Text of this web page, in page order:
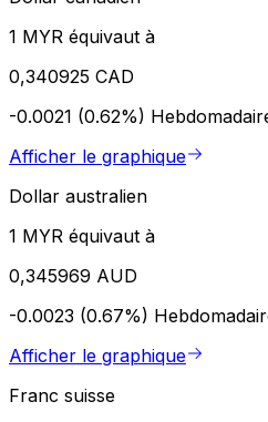
1 MYR équivaut à
0,340925 CAD
-0.0021 (0.62%)
Afficher le graphique
Dollar australien
1 MYR équivaut à
0,345969 AUD
-0.0023 (0.67%)
Afficher le graphique
Franc suisse